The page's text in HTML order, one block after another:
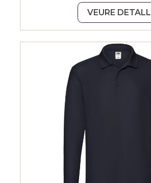
VEURE DETALL